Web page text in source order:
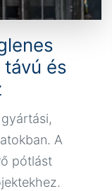
és
A
pótlást